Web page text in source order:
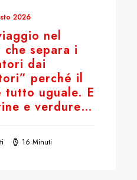
2026
nel
che separa i
dai
perché il
tutto uguale. E
e verdure…
16 Minuti